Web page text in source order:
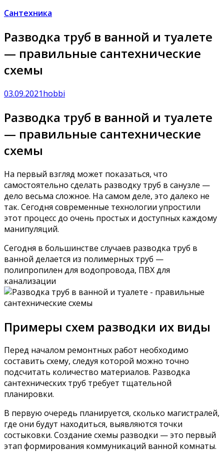
Сантехника
Разводка труб в ванной и туалете
— правильные сантехнические
схемы
03.09.2021hobbi
Разводка труб в ванной и туалете
— правильные сантехнические
схемы
На первый взгляд может показаться, что
самостоятельно сделать разводку труб в санузле —
дело весьма сложное. На самом деле, это далеко не
так. Сегодня современные технологии упростили
этот процесс до очень простых и доступных каждому
манипуляций.
Сегодня в большинстве случаев разводка труб в
ванной делается из полимерных труб —
полипропилен для водопровода, ПВХ для
канализации
Примеры схем разводки их виды
Перед началом ремонтных работ необходимо
составить схему, следуя которой можно точно
подсчитать количество материалов. Разводка
сантехнических труб требует тщательной
планировки.
В первую очередь планируется, сколько магистралей,
где они будут находиться, выявляются точки
состыковки. Создание схемы разводки — это первый
этап формирования коммуникаций ванной комнаты.